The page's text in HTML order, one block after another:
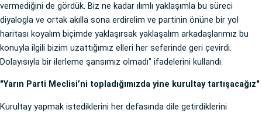
vermediğini de gördük. Biz ne kadar ılımlı yaklaşımla bu süreci
diyalogla ve ortak akılla sona erdirelim ve partinin önüne bir yol
haritası koyalım biçimde yaklaşırsak yaklaşalım arkadaşlarımız bu
konuyla ilgili bizim uzattığımız elleri her seferinde geri çevirdi.
Dolayısıyla bir ilerleme şansımız olmadı" ifadelerini kullandı.
"Yarın Parti Meclisi’ni topladığımızda yine kurultay tartışacağız"
Kurultay yapmak istediklerini her defasında dile getirdiklerini